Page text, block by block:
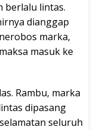
berlalu lintas.
dianggap
marka,
masuk ke
Rambu, marka
dipasang
seluruh